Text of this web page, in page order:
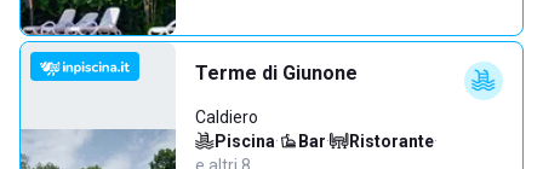
Terme di Giunone
Caldiero
Piscina· Bar· Ristorante·